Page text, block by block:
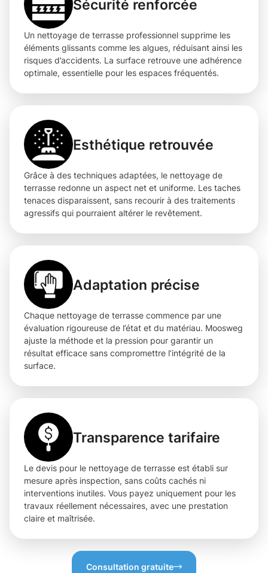
Sécurité renforcée
Un nettoyage de terrasse professionnel supprime les
éléments glissants comme les algues, réduisant ainsi les
risques d’accidents. La surface retrouve une adhérence
optimale, essentielle pour les espaces fréquentés.
Esthétique retrouvée
Grâce à des techniques adaptées, le nettoyage de
terrasse redonne un aspect net et uniforme. Les taches
tenaces disparaissent, sans recourir à des traitements
agressifs qui pourraient altérer le revêtement.
Adaptation précise
Chaque nettoyage de terrasse commence par une
évaluation rigoureuse de l’état et du matériau. Moosweg
ajuste la méthode et la pression pour garantir un
résultat efficace sans compromettre l’intégrité de la
surface.
Transparence tarifaire
Le devis pour le nettoyage de terrasse est établi sur
mesure après inspection, sans coûts cachés ni
interventions inutiles. Vous payez uniquement pour les
travaux réellement nécessaires, avec une prestation
claire et maîtrisée.
Consultation gratuite